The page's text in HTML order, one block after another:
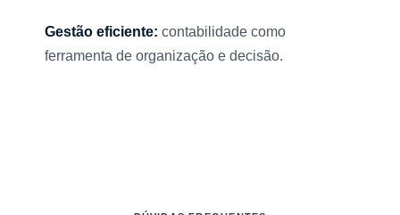
Gestão eficiente: contabilidade como
ferramenta de organização e decisão.